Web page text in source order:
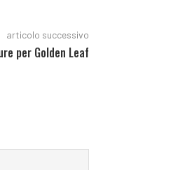
articolo successivo
per Golden Leaf